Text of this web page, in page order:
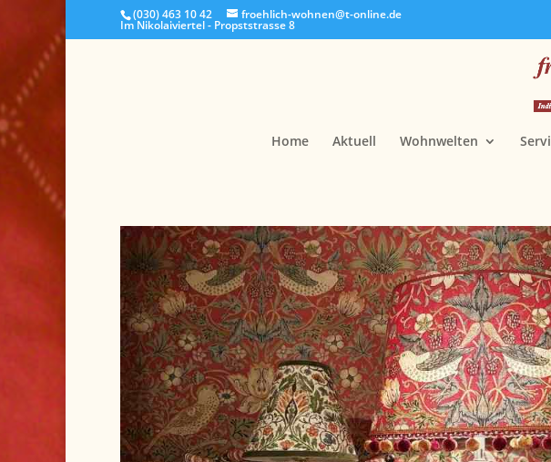
(030) 463 10 42 froehlich-wohnen@t-online.de
Im Nikolaiviertel - Propststrasse 8
Home Aktuell Wohnwelten